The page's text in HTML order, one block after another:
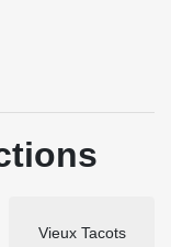
Vieux Tacots